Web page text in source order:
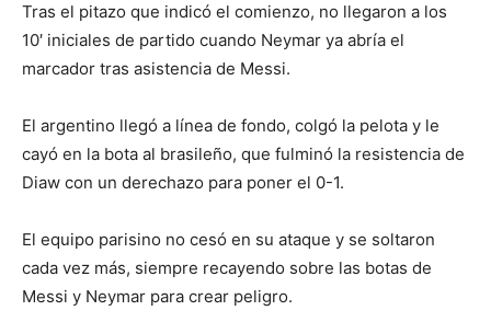
Tras el pitazo que indicó el comienzo, no llegaron a los
10′ iniciales de partido cuando Neymar ya abría el
marcador tras asistencia de Messi.
El argentino llegó a línea de fondo, colgó la pelota y le
cayó en la bota al brasileño, que fulminó la resistencia de
Diaw con un derechazo para poner el 0-1.
El equipo parisino no cesó en su ataque y se soltaron
cada vez más, siempre recayendo sobre las botas de
Messi y Neymar para crear peligro.